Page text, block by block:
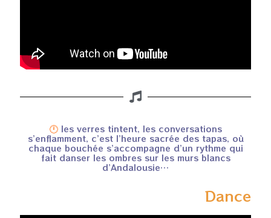
🕛 les verres tintent, les conversations
s’enflamment, c’est l’heure sacrée des tapas, où
chaque bouchée s’accompagne d’un rythme qui
fait danser les ombres sur les murs blancs
d’Andalousie…
Dance